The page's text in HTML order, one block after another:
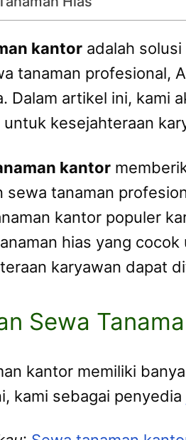
kantor adalah
tanaman profesional,
Dalam artikel ini, kami
untuk kesejahteraan
kantor
sewa tanaman
kantor populer
hias yang
karyawan dapat
Sewa
kantor memiliki
kami sebagai penyedia